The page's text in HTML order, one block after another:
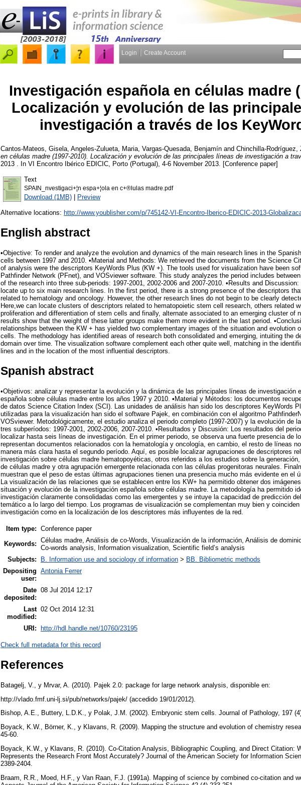
Login Create Account
Investigación española en células madre
Localización y evolución de las
investigación a través de los
Cantos-Mateos, Gisela Angeles-Zulueta, Maria Vargas-Quesada, Benjamín and Chinchilla-Rodríguez,
en células madre (1997-2010). Localización y evolución de las principales líneas de investigación a
2013 . In VI Encontro Ibérico EDICIC, Porto (Portugal), 4-6 November 2013. [Conference paper]
Text
SPAIN_nvestigaci+¦n espa+¦ola en c+®lulas madre.pdf
Download (1MB) | Preview
Alternative locations: http://www.youblisher.com/p/745142-VI-Encontro-Iberico-EDICIC-2013-
English abstract
•Objective: To render and analyze the evolution and dynamics of the main research lines in the
cells between 1997 and 2010. •Material and Methods: We retrieved the documents from the Science
of analysis were the descriptors KeyWords Plus (KW +). The tools used for visualization have been
Pathfinder Network (PFnet), and VOSviewer software. This study analyzes the period includes
of the research into three sub-periods: 1997-2001, 2002-2006 and 2007-2010. •Results and
locate up to six main research lines. In the first period, there is a strong presence of the descriptors
related to hematology and oncology. However, the other research lines do not begin to be clearly
Here,we can locate clusters of descriptors related to hematopoietic stem cell research, others related
proliferation and differentiation of stem cells and finally, alternate associated to an emerging cluster of
results show that the weight of these latter groups make them more evident in the last period.
relationships between the KW + has yielded two complementary images of the situation and evolution
cells. The methodology has identified areas of research both consolidated and emerging, intuiting the
domain over time. The visualization software complement each other quite well, matching in the
lines and in the location of the most influential descriptors.
Spanish abstract
•Objetivos: analizar y representar la evolución y la dinámica de las principales líneas de investigación
española sobre células madre entre los años 1997 y 2010. •Material y Métodos: los documentos
de datos Science Citation Index (SCI). Las unidades de análisis han sido los descriptores KeyWords
utilizadas para la visualización han sido el software Pajek, en combinación con el algoritmo
VOSviewer. Metodológicamente, el estudio analiza el periodo completo (1997-2007) y la evolución de
tres subperíodos: 1997-2001, 2002-2006, 2007-2010. •Resultados y Discusión: Los resultados del
localizar hasta seis líneas de investigación. En el primer periodo, se observa una fuerte presencia de
representan documentos relacionados con la hematología y oncología, en cambio, el resto de líneas
manera más clara hasta el segundo período. Aquí, es posible localizar agrupaciones de descriptores
investigación sobre células madre hematopoyéticas, otros referidos a los estudios sobre la
de células madre y otra agrupación emergente relacionada con las células progenitoras neurales.
muestran que el peso de estas últimas agrupaciones tienen una presencia mucho más evidente en el
La visualización de las relaciones que se establecen entre los KW+ ha permitido obtener dos
situación y evolución de la investigación española sobre células madre. La metodología ha permitido
investigación claramente consolidadas como las emergentes y se intuye la capacidad de predicción
temático a lo largo del tiempo. Los programas de visualización se complementan muy bien y
investigación como en la localización de los descriptores más influyentes de la red.
Item type: Conference paper
Keywords: Células madre, Análisis de co-Words, Visualización de la información, Análisis de
Co-words analysis, Information visualization, Scientific field’s analysis
Subjects:
B. Information use and sociology of information > BB. Bibliometric methods
Depositing
user:
Antonia Ferrer
Date
deposited:
08 Jul 2014 12:17
Last
modified:
02 Oct 2014 12:31
URI: http://hdl.handle.net/10760/23195
Check full metadata for this record
References
Batagelj, V., y Mrvar, A. (2010). Pajek 2.0: package for large network analysis, disponible en:
http://vlado.fmf.uni-lj.si/pub/networks/pajek/ (accedido 19/01/2012).
Bishop, A.E., Buttery, L.D.K., y Polak, J.M. (2002). Embryonic stem cells. Journal of Pathology, 197
Boyack, K.W., Börner, K., y Klavans, R. (2009). Mapping the structure and evolution of chemistry
45-60.
Boyack, K.W., y Klavans, R. (2010). Co-Citation Analysis, Bibliographic Coupling, and Direct Citation:
Represents the Research Front Most Accurately? Journal of the American Society for Information
2389-2404.
Braam, R.R., Moed, H.F., y Van Raan, F.J. (1991a). Mapping of science by combined co-citation and